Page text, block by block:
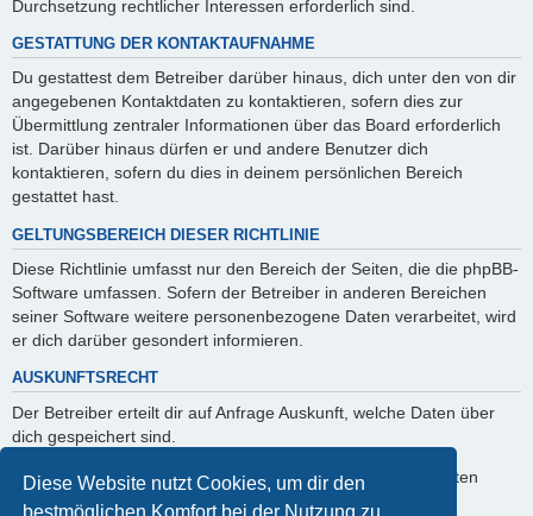
Diese Website nutzt Cookies, um dir den
bestmöglichen Komfort bei der Nutzung zu
Durchsetzung rechtlicher Interessen erforderlich sind.
GESTATTUNG DER KONTAKTAUFNAHME
Du gestattest dem Betreiber darüber hinaus, dich unter den von dir
angegebenen Kontaktdaten zu kontaktieren, sofern dies zur
Übermittlung zentraler Informationen über das Board erforderlich
ist. Darüber hinaus dürfen er und andere Benutzer dich
kontaktieren, sofern du dies in deinem persönlichen Bereich
gestattet hast.
GELTUNGSBEREICH DIESER RICHTLINIE
Diese Richtlinie umfasst nur den Bereich der Seiten, die die phpBB-
Software umfassen. Sofern der Betreiber in anderen Bereichen
seiner Software weitere personenbezogene Daten verarbeitet, wird
er dich darüber gesondert informieren.
AUSKUNFTSRECHT
Der Betreiber erteilt dir auf Anfrage Auskunft, welche Daten über
dich gespeichert sind.
Du kannst jederzeit die Löschung bzw. Sperrung deiner Daten
verlangen. Kontaktiere hierzu bitte den Betreiber.